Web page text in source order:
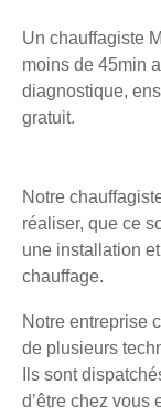
Un chauffagiste
moins de 45min
diagnostique,
gratuit.
Notre
réaliser, que ce
une installation
chauffage.
Notre entreprise
de plusieurs
Ils sont
d’être chez vous